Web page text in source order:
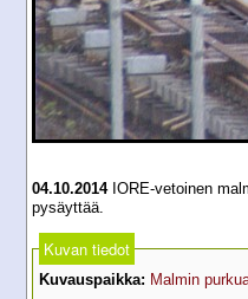
04.10.2014IORE-vetoinen
pysäyttää.
Kuvan tiedot
Kuvauspaikka: Malmin